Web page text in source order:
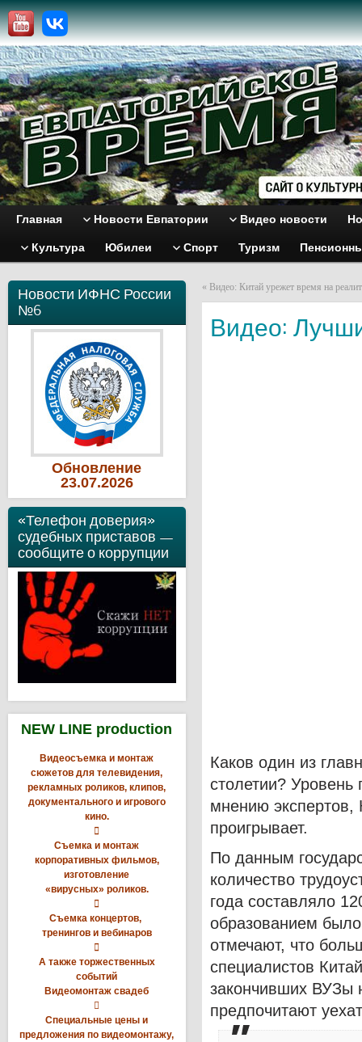
Главная Новости Евпатории Видео новости
Культура Юбилеи Спорт Туризм
Новости ИФНС России
№6
Обновление
23.07.2026
«Телефон доверия»
судебных приставов —
сообщите о коррупции
NEW LINE production
Видеосъемка и монтаж
сюжетов для телевидения,
рекламных роликов, клипов,
документального и игрового
кино.

Съемка и монтаж
корпоративных фильмов,
изготовление
«вирусных» роликов.

Съемка концертов,
тренингов и вебинаров

А также торжественных
событий
Видеомонтаж свадеб

Специальные цены и
предложения по видеомонтажу,
« Видео: Китай урежет время на
Видео:
Каков один из
столетии?
мнению экспертов,
проигрывает.
По данным
количество
года составляло
образованием
отмечают, что
специалистов
закончивших ВУЗы
предпочитают